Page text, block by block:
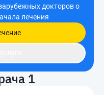
докторов о
лечения
1